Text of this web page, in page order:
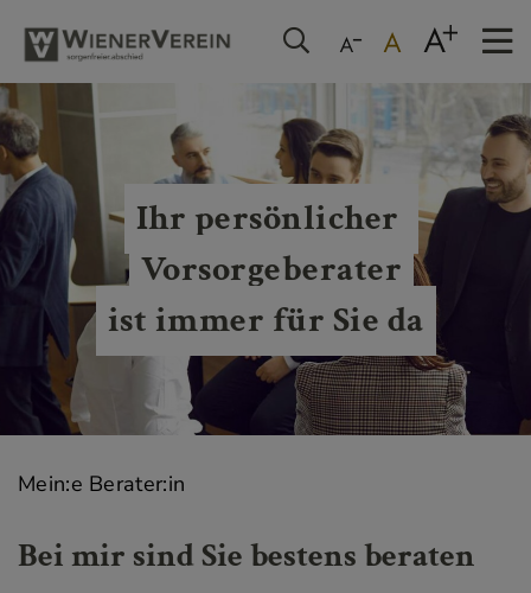
Ihr persönlicher
Vorsorgeberater
ist immer für Sie da
Mein:e Berater:in
Bei mir sind Sie bestens beraten